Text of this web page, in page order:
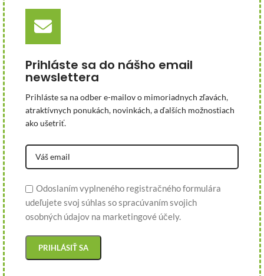
Prihláste sa do nášho email
newslettera
Prihláste sa na odber e-mailov o mimoriadnych zľavách,
atraktívnych ponukách, novinkách, a ďalších možnostiach
ako ušetriť.
Odoslaním vyplneného registračného formulára
udeľujete svoj súhlas so spracúvaním svojich
osobných údajov na marketingové účely.